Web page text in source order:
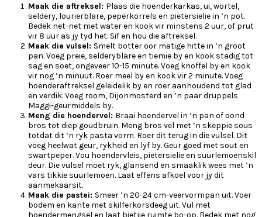
Maak die aftreksel: Plaas die hoenderkarkas, ui, wortel,
seldery, lourierblare, peperkorrels en pietersielie in ’n pot.
Bedek net-net met water en kook vir minstens 2 uur, of prut
vir 8 uur as jy tyd het. Sif en hou die aftreksel.
Maak die vulsel: Smelt botter oor matige hitte in ’n groot
pan. Voeg preie, selderyblare en tiemie by en kook stadig tot
sag en soet, ongeveer 10-15 minute. Voeg knoffel by en kook
vir nog ’n minuut. Roer meel by en kook vir 2 minute. Voeg
hoenderaftreksel geleidelik by en roer aanhoudend tot glad
en verdik. Voeg room, Dijonmosterd en ’n paar druppels
Maggi-geurmiddels by.
Meng die hoendervel: Braai hoendervel in ‘n pan of oond
bros tot diep goudbruin. Meng bros vel met ’n skeppie sous
totdat dit ‘n ryk pasta vorm. Roer dit terug in die vulsel. Dit
voeg heelwat geur, rykheid en lyf by. Geur goed met sout en
swartpeper. Vou hoendervleis, pietersielie en suurlemoenskil
deur. Die vulsel moet ryk, glansend en smaaklik wees met ’n
vars tikkie suurlemoen. Laat effens afkoel voor jy dit
aanmekaarsit.
Maak die pastei: Smeer ’n 20-24 cm-veervormpan uit. Voer
bodem en kante met skilferkorsdeeg uit. Vul met
hoendermengsel en laat bietjie ruimte bo-op. Bedek met nog